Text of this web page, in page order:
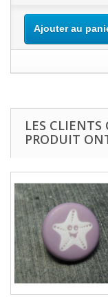
Ajouter au
LES
PRODUIT